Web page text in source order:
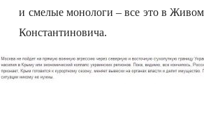
и смелые монологи – все это в
Константиновича.